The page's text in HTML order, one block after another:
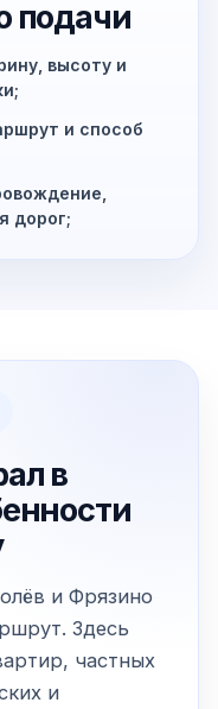
подачи
высоту и
и способ
дорог;
в
и Фрязино
Здесь
частных
и